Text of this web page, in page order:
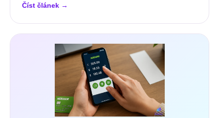
Číst článek →